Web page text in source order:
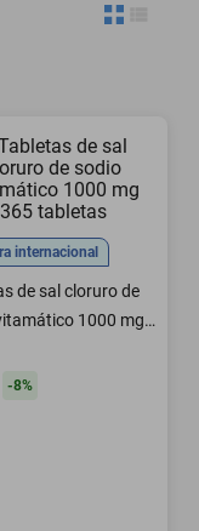
internacional
de sal cloruro de
1000 mg
-8%